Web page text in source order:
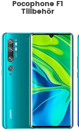
Pocophone F1
Tillbehör